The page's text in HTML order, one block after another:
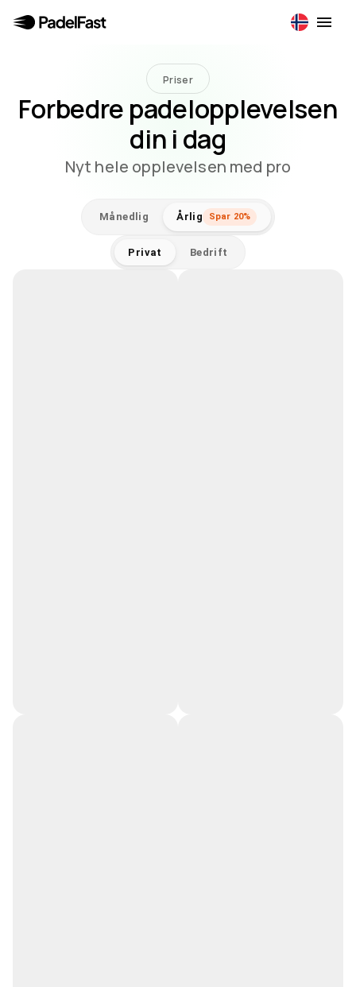
Priser
Forbedre padelopplevelsen
din i dag
Nyt hele opplevelsen med pro
Månedlig Årlig Spar 20%
Privat Bedrift